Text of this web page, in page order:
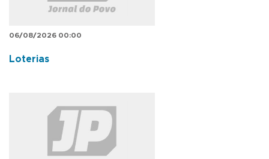
06/08/2026 00:00
Loterias